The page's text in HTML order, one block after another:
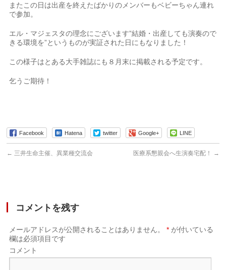
またこの日は出産を終えたばかりのメンバーもベビーちゃん連れ
で参加。
エル・マジェスタの理念にございます”結婚・出産しても演奏ので
きる環境を”というものが実証された日にもなりました！
この様子はとある大手雑誌にも８月末に掲載される予定です。
乞うご期待！
Facebook Hatena twitter Google+ LINE
← 三井生命主催、異業種交流会 医療系懇親会へ生演奏宅配！ →
コメントを残す
メールアドレスが公開されることはありません。 * が付いている
欄は必須項目です
コメント